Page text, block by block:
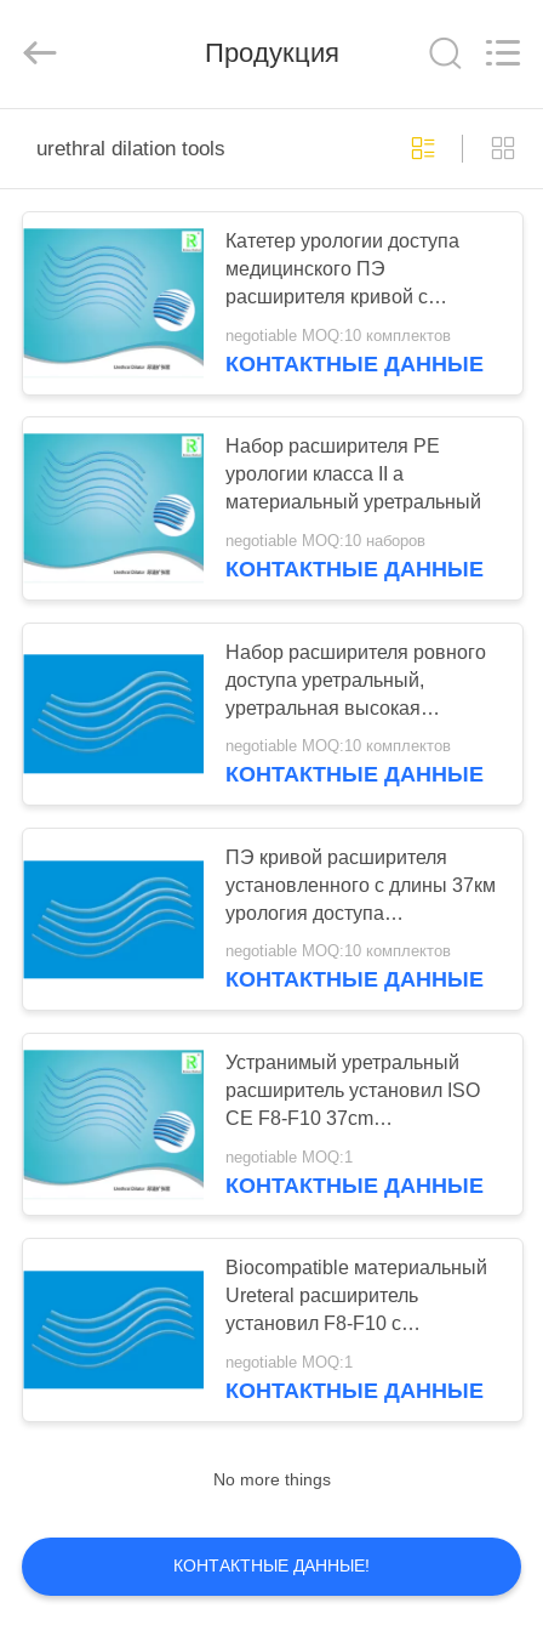
ПРОДУКТЫ
НАС
ПУТЕШЕСТВИЕ
ФАБРИКИ
ПРОВЕРКА
КАЧЕСТВА
СВЯЖИТЕСЬ
СПРОСИТЕ
ЦИТАТУ
КАРТА
САЙТА
PRIVACY
POLICY
Technology
Development
Rights
Продукция
urethral dilation tools
Катетер урологии доступа
медицинского ПЭ
расширителя кривой с
уретрального установленного
материальный ровный
negotiable MOQ:10 комплектов
КОНТАКТНЫЕ ДАННЫЕ
Набор расширителя PE
урологии класса II a
материальный уретральный
negotiable MOQ:10 наборов
КОНТАКТНЫЕ ДАННЫЕ
Набор расширителя ровного
доступа уретральный,
уретральная высокая
эффективность материала
ПЭ дилатации
negotiable MOQ:10 комплектов
КОНТАКТНЫЕ ДАННЫЕ
ПЭ кривой расширителя
установленного с длины 37км
урология доступа
уретрального материальная
ровная
negotiable MOQ:10 комплектов
КОНТАКТНЫЕ ДАННЫЕ
Устранимый уретральный
расширитель установил ISO
CE F8-F10 37cm
аттестованный
negotiable MOQ:1
КОНТАКТНЫЕ ДАННЫЕ
Biocompatible материальный
Ureteral расширитель
установил F8-F10 с
сертификатом
negotiable MOQ:1
КОНТАКТНЫЕ ДАННЫЕ
No more things
КОНТАКТНЫЕ ДАННЫЕ!